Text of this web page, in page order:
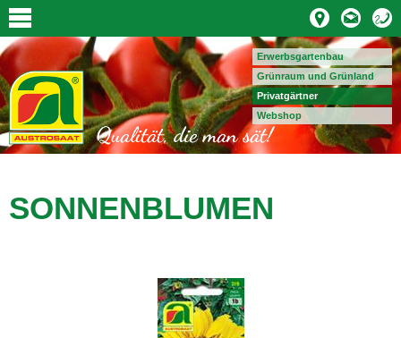
Erwerbsgartenbau
Grünraum und Grünland
Privatgärtner
Webshop
SONNENBLUMEN